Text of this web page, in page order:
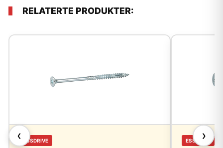
RELATERTE PRODUKTER:
❮
ESSDRIVE ESSDRIVE
❯